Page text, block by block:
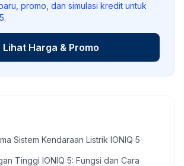
promo, dan simulasi kredit untuk
Lihat Harga & Promo
Sistem Kendaraan Listrik IONIQ 5
Tinggi IONIQ 5: Fungsi dan Cara